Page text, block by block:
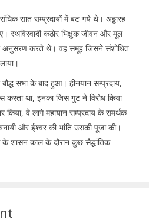
सात सम्प्रदायों में बट गये थे। अठ्ठारह
स्थविरवादी कठोर भिक्षुक जीवन और मूल
अनुसरण करते थे। वह समूह जिसने संशोधित
बौद्ध सभा के बाद हुआ। हीनयान सम्प्रदाय,
करता था, इनका जिस गुट ने विरोध किया
किया, वे लागे महायान सम्प्रदाय के समर्थक
और ईश्वर की भांति उसकी पूजा की।
शासन काल के दौरान कुछ सैद्धांतिक